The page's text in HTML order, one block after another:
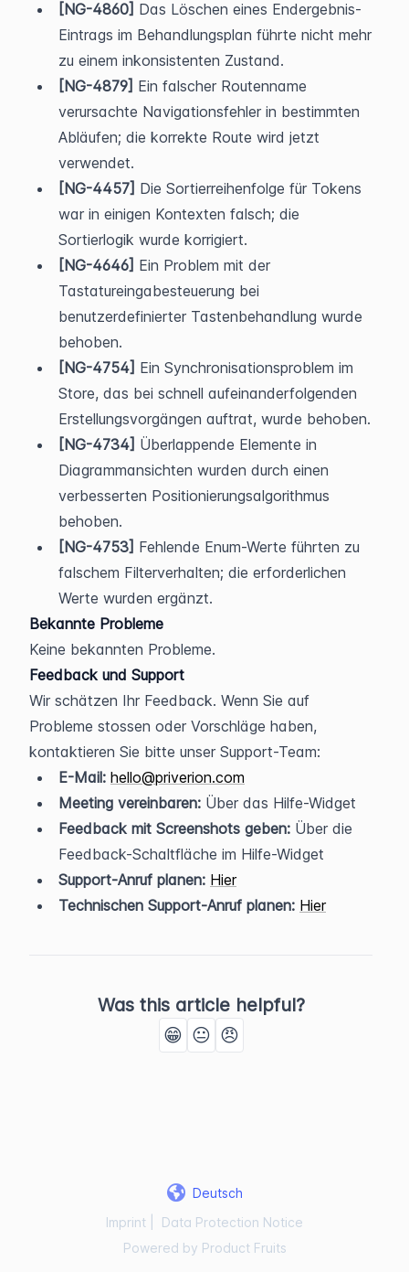
[NG-4860] Das Löschen eines Endergebnis-
Eintrags im Behandlungsplan führte nicht mehr
zu einem inkonsistenten Zustand.
[NG-4879] Ein falscher Routenname
verursachte Navigationsfehler in bestimmten
Abläufen; die korrekte Route wird jetzt
verwendet.
[NG-4457] Die Sortierreihenfolge für Tokens
war in einigen Kontexten falsch; die
Sortierlogik wurde korrigiert.
[NG-4646] Ein Problem mit der
Tastatureingabesteuerung bei
benutzerdefinierter Tastenbehandlung wurde
behoben.
[NG-4754] Ein Synchronisationsproblem im
Store, das bei schnell aufeinanderfolgenden
Erstellungsvorgängen auftrat, wurde behoben.
[NG-4734] Überlappende Elemente in
Diagrammansichten wurden durch einen
verbesserten Positionierungsalgorithmus
behoben.
[NG-4753] Fehlende Enum-Werte führten zu
falschem Filterverhalten; die erforderlichen
Werte wurden ergänzt.
Bekannte Probleme
Keine bekannten Probleme.
Feedback und Support
Wir schätzen Ihr Feedback. Wenn Sie auf
Probleme stossen oder Vorschläge haben,
kontaktieren Sie bitte unser Support-Team:
E-Mail: hello@priverion.com
Meeting vereinbaren: Über das Hilfe-Widget
Feedback mit Screenshots geben: Über die
Feedback-Schaltfläche im Hilfe-Widget
Support-Anruf planen: Hier
Technischen Support-Anruf planen: Hier
Was this article helpful?
😁 😐 😠
Deutsch
Imprint
Data Protection Notice
Powered by Product Fruits